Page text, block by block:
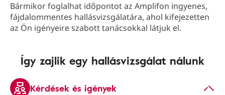
Bármikor foglalhat időpontot az Amplifon ingyenes,
fájdalommentes hallásvizsgálatára, ahol kifejezetten
az Ön igényeire szabott tanácsokkal látjuk el.
Így zajlik egy hallásvizsgálat nálunk
Kérdések és igények